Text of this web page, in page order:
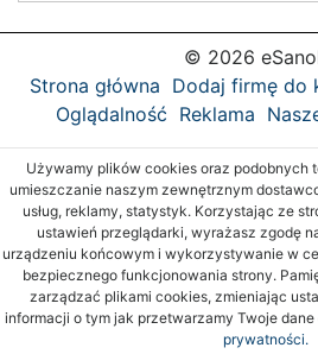
© 2026
Strona główna Dodaj firmę do
Oglądalność Reklama
Używamy plików cookies oraz podobnych
umieszczanie naszym zewnętrznym
usług, reklamy, statystyk. Korzystając ze
ustawień przeglądarki, wyrażasz zgodę
urządzeniu końcowym i wykorzystywanie w
bezpiecznego funkcjonowania strony.
zarządzać plikami cookies, zmieniając
informacji o tym jak przetwarzamy Twoje
prywatności.